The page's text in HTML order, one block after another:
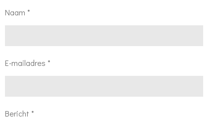
Naam *
E-mailadres *
Bericht *